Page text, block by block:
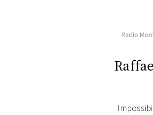
HOME
RADIO
RADIO
Radio